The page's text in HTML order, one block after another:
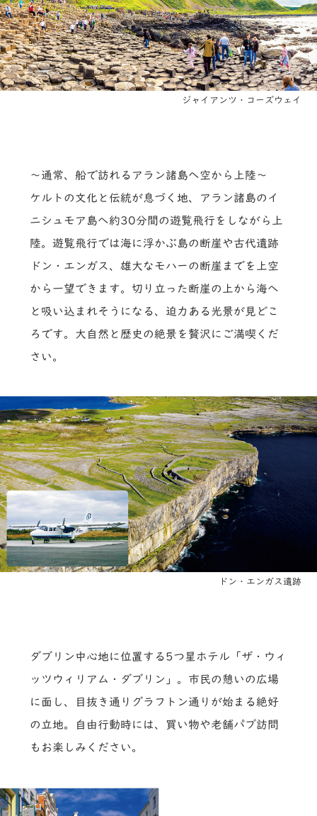
ジャイアンツ・コーズウェイ
～通常、船で訪れるアラン諸島へ空から上陸～
ケルトの文化と伝統が息づく地、アラン諸島のイ
ニシュモア島へ約30分間の遊覧飛行をしながら上
陸。遊覧飛行では海に浮かぶ島の断崖や古代遺跡
ドン・エンガス、雄大なモハーの断崖までを上空
から一望できます。切り立った断崖の上から海へ
と吸い込まれそうになる、迫力ある光景が見どこ
ろです。大自然と歴史の絶景を贅沢にご満喫くだ
さい。
ドン・エンガス遺跡
ダブリン中心地に位置する5つ星ホテル「ザ・ウィ
ッツウィリアム・ダブリン」。市民の憩いの広場
に面し、目抜き通りグラフトン通りが始まる絶好
の立地。自由行動時には、買い物や老舗パブ訪問
もお楽しみください。